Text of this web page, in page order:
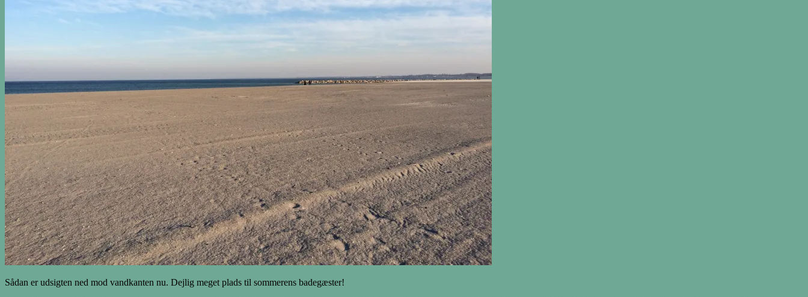
Sådan er udsigten ned mod vandkanten nu. Dejlig meget plads til sommerens badegæster!